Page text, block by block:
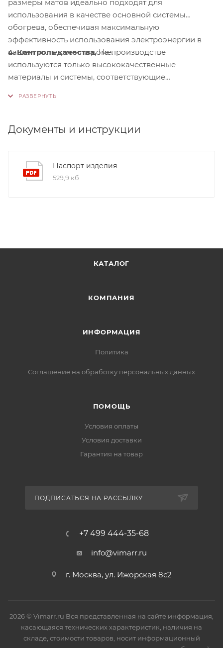
размеры матов идеально подходят для
использования в качестве основной системы
обогрева, обеспечивая максимальную
эффективность использования электроэнергии в
вашем коттедже или доме.
4. Контроль качества.На производстве
используются только высококачественные
материалы и системы, соответствующие
Документы и инструкции
Паспорт изделия
529,9 кб
КАТАЛОГ
КОМПАНИЯ
ИНФОРМАЦИЯ
Политика
Соглашение на обработку персональных данных
ПОМОЩЬ
Условия оплаты
Условия доставки
Гарантия на товар
ПОДПИСАТЬСЯ НА РАССЫЛКУ
+7 499 444-35-68
info@vimarr.ru
г. Москва, ул. Ижорская 8с2
2026 © Vimarr.ru Вся представленная на сайте информация,
касающаяся технических характеристик, наличия на
складе, стоимости товаров, носит информационный